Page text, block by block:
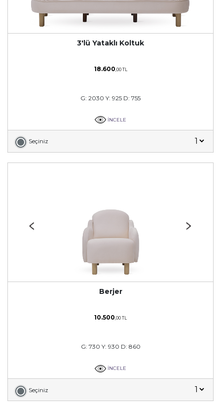
3'lü Yataklı Koltuk
18.600 ,00 TL
G: 2030 Y: 925 D: 755
İNCELE
Seçiniz
Berjer
10.500 ,00 TL
G: 730 Y: 930 D: 860
İNCELE
Seçiniz